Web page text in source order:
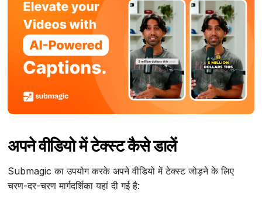
अपने वीडियो में टेक्स्ट कैसे डालें
Submagic का उपयोग करके अपने वीडियो में टेक्स्ट जोड़ने के लिए
चरण-दर-चरण मार्गदर्शिका यहां दी गई है: